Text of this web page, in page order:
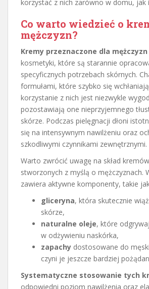
korzystać z nich zarówno w domu, jak
Co warto wiedzieć o
mężczyzn?
Kremy przeznaczone dla mężczyzn
kosmetyki, które są starannie
specyficznych potrzebach skórnych.
formułami, które szybko się
korzystanie z nich jest niezwykle
pozostawiają one nieprzyjemnego
skórze. Podczas pielęgnacji dłoni
się na intensywnym nawilżeniu oraz
szkodliwymi czynnikami zewnętrznymi.
Warto zwrócić uwagę na skład
stworzonych z myślą o mężczyznach.
zawiera aktywne komponenty, takie
gliceryna, która skutecznie
skórze,
naturalne oleje, które
w odżywieniu naskórka,
zapachy dostosowane do
czyni je jeszcze bardziej
Systematyczne stosowanie tych
odpowiedni poziom nawilżenia oraz